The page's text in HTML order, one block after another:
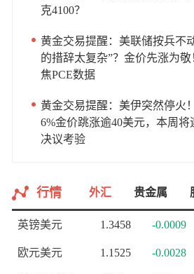
克4100？
黄金交易提醒：美联储按兵不
的措辞太复杂”？金价先涨为敬
焦PCE数据
黄金交易提醒：美伊突然停火
6%金价跳涨逾40美元，本周将
决议考验
行情 外汇 贵金属
英镑美元 1.3458 -0.0009
欧元美元 1.1525 -0.0028